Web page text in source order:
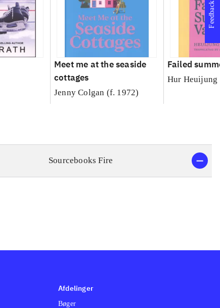
Meet me at the seaside
cottages
Jenny Colgan (f. 1972)
Failed
Hur Heuijung
Sourcebooks Fire
Feedback
Afdelinger
Bøger